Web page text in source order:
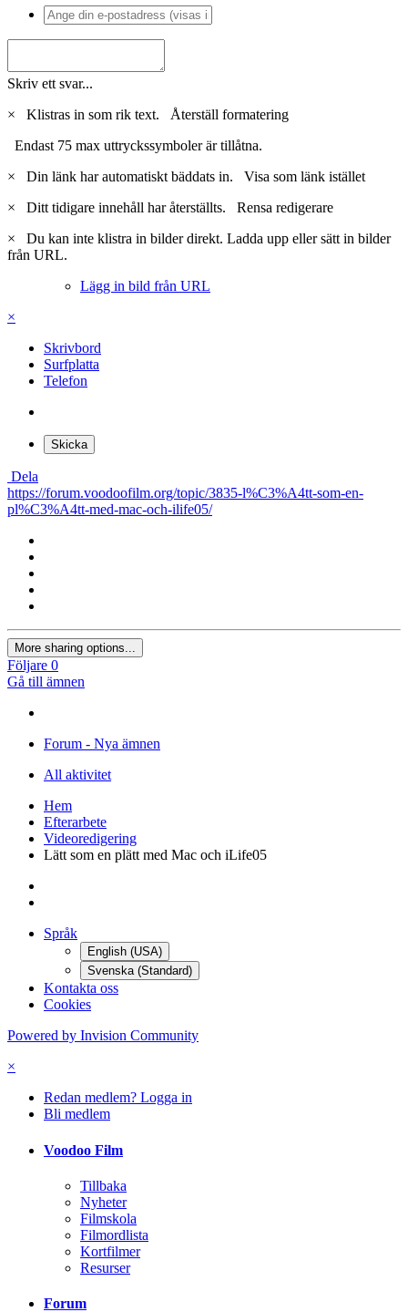
Skriv ett svar...
×
Klistras in som rik text. Återställ formatering
Endast 75 max uttryckssymboler är tillåtna.
×
Din länk har automatiskt bäddats in. Visa som länk istället
×
Ditt tidigare innehåll har återställts. Rensa redigerare
×
Du kan inte klistra in bilder direkt. Ladda upp eller sätt in bilder
från URL.
Lägg in bild från URL
×
Skrivbord
Surfplatta
Telefon
Skicka
Dela
https://forum.voodoofilm.org/topic/3835-l%C3%A4tt-som-en-
pl%C3%A4tt-med-mac-och-ilife05/
More sharing options...
Följare 0
Gå till ämnen
Forum - Nya ämnen
All aktivitet
Hem
Efterarbete
Videoredigering
Lätt som en plätt med Mac och iLife05
Språk
English (USA)
Svenska (Standard)
Kontakta oss
Cookies
Powered by Invision Community
×
Redan medlem? Logga in
Bli medlem
Voodoo Film
Tillbaka
Nyheter
Filmskola
Filmordlista
Kortfilmer
Resurser
Forum